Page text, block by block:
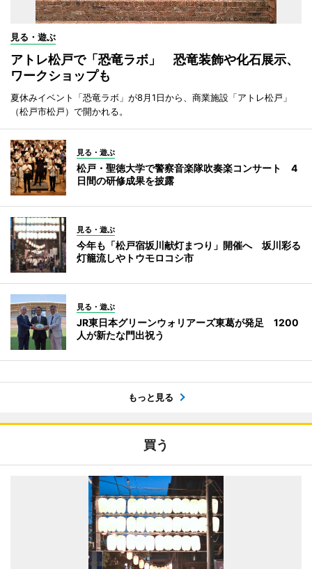
見る・遊ぶ
アトレ松戸で「恐竜ラボ」 恐竜装飾や化石展示、
ワークショップも
夏休みイベント「恐竜ラボ」が8月1日から、商業施設「アトレ松戸」
（松戸市松戸）で開かれる。
見る・遊ぶ
松戸・聖徳大学で警察音楽隊吹奏楽コンサート 4
日間の研修成果を披露
見る・遊ぶ
今年も「松戸宿坂川献灯まつり」開催へ 坂川彩る
灯籠流しやトウモロコシ市
見る・遊ぶ
JR東日本グリーンウォリアーズ東葛が発足 1200
人が新たな門出祝う
もっと見る
買う